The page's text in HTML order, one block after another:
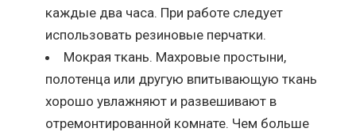
каждые два часа. При работе следует
использовать резиновые перчатки.
Мокрая ткань. Махровые простыни,
полотенца или другую впитывающую ткань
хорошо увлажняют и развешивают в
отремонтированной комнате. Чем больше